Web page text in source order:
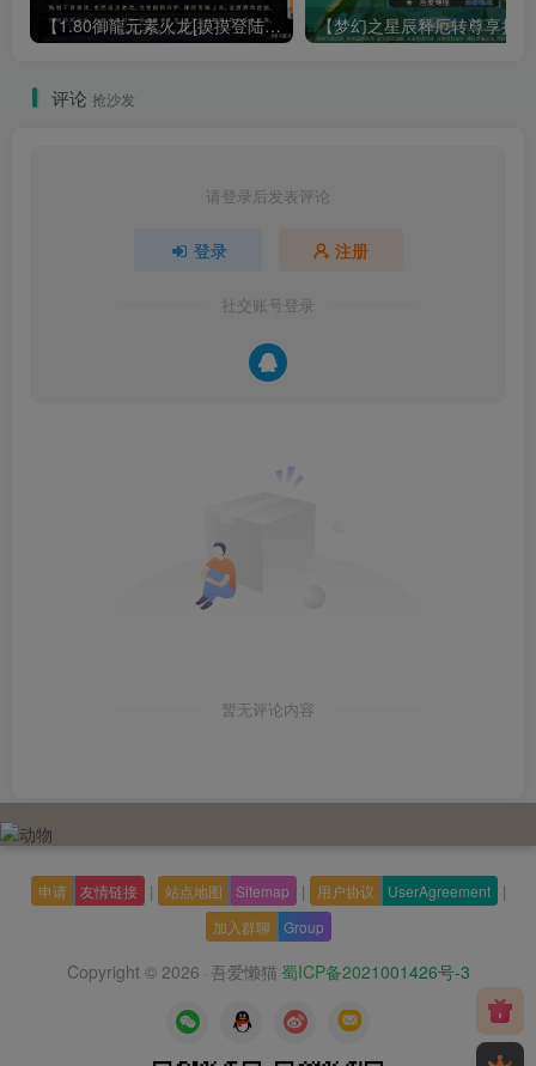
【1.80御龍元素火龙[摸摸登陆器]】战神引擎WIN服务端+GM工具+充值后台+双端+架设教程
评论 抢沙发
请登录后发表评论
登录 注册
社交账号登录
暂无评论内容
申请 友情链接 | 站点地图 Sitemap | 用户协议 UserAgreement |
加入群聊 Group
Copyright © 2026 · 吾爱懒猫 蜀ICP备2021001426号-3